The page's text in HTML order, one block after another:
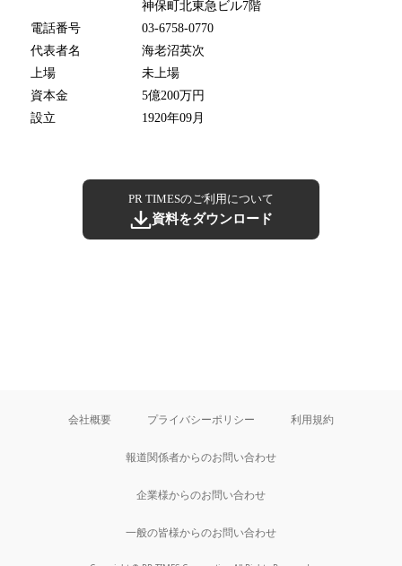
神保町北東急ビル7階
電話番号
03-6758-0770
代表者名
海老沼英次
上場
未上場
資本金
5億200万円
設立
1920年09月
PR TIMESのご利用について
資料をダウンロード
会社概要 プライバシーポリシー 利用規約
報道関係者からのお問い合わせ
企業様からのお問い合わせ
一般の皆様からのお問い合わせ